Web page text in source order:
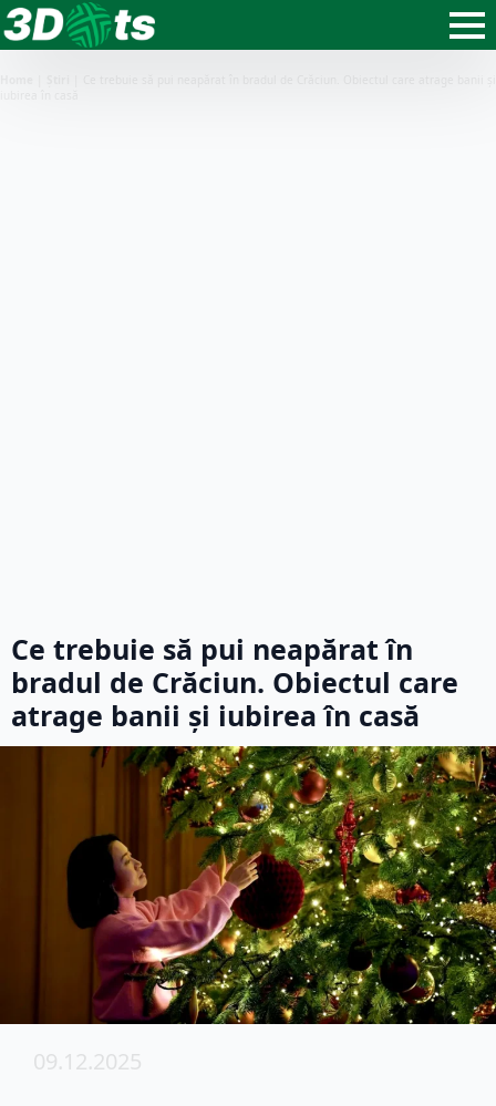
Ce trebuie să pui neapărat în
bradul de Crăciun. Obiectul care
atrage banii și iubirea în casă
09.12.2025